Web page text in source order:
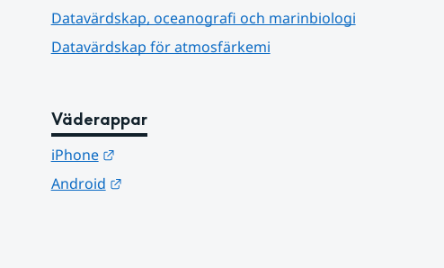
Datavärdskap, oceanografi och marinbiologi
Datavärdskap för atmosfärkemi
Väderappar
iPhone
Länk till annan webbplats.
Android
Länk till annan webbplats.